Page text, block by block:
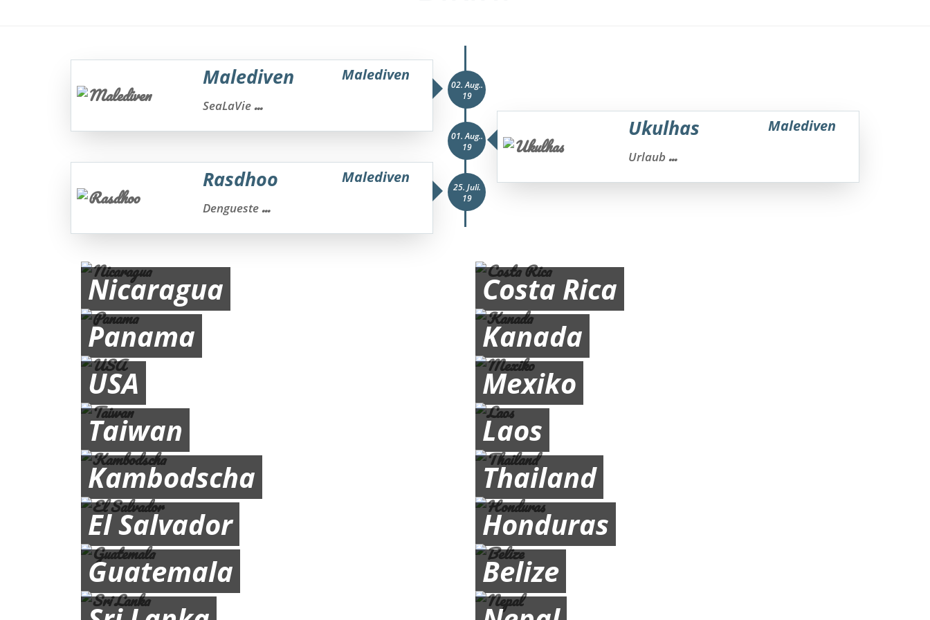
02. Aug..
19
Malediven Malediven
SeaLaVie...
01. Aug..
19
Ukulhas Malediven
Urlaub...
25. Juli.
19
Rasdhoo Malediven
Dengueste...
Nicaragua
Costa Rica
Panama
Kanada
USA
Mexiko
Taiwan
Laos
Kambodscha
Thailand
El Salvador
Honduras
Guatemala
Belize